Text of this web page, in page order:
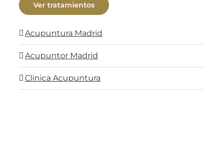
Ver tratamientos
Acupuntura Madrid
Acupuntor Madrid
Clinica Acupuntura